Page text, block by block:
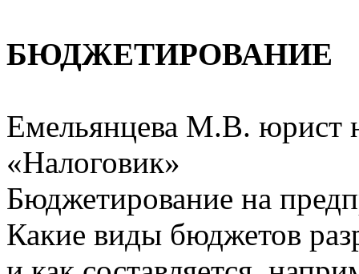
БЮДЖЕТИРОВАНИЕ
Емельянцева М.В. юрист
«Налоговик»
Бюджетирование на
Какие виды бюджетов